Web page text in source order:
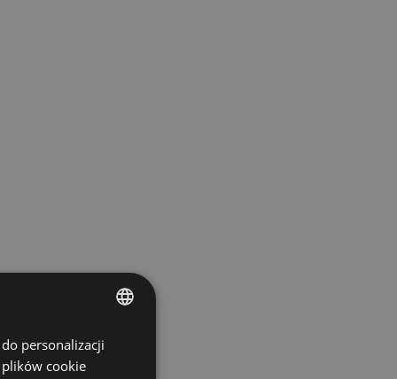
ENGLISH
SPANISH
personalizacji
plików cookie